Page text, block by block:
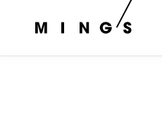
天使與魔鬼的化身